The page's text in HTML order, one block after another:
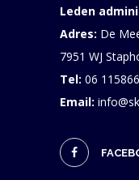
Leden
Adres: De
7951 WJ
Tel: 06
Email: